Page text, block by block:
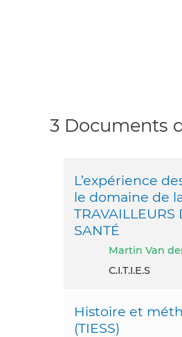
3 Documents
L’expérience
le domaine de
TRAVAILLEURS
SANTÉ
Martin Van
C.I.T.I.E.S
Histoire et
(TIESS)